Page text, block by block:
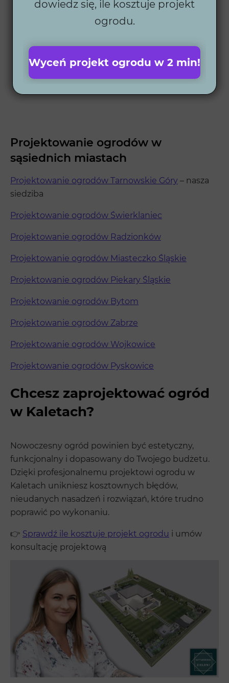
Projektowanie ogrodów w
sąsiednich miastach
Projektowanie ogrodów Tarnowskie Góry – nasza
siedziba
Projektowanie ogrodów Świerklaniec
Projektowanie ogrodów Radzionków
Projektowanie ogrodów Miasteczko Śląskie
Projektowanie ogrodów Piekary Śląskie
Projektowanie ogrodów Bytom
Projektowanie ogrodów Zabrze
Projektowanie ogrodów Wojkowice
Projektowanie ogrodów Pyskowice
Chcesz zaprojektować ogród
w Kaletach?
Nowoczesny ogród powinien być estetyczny,
funkcjonalny i dopasowany do Twojego budżetu.
Dzięki profesjonalnemu projektowi ogrodu w
Kaletach unikniesz kosztownych błędów,
nieudanych nasadzeń i rozwiązań, które trudno
poprawić po wykonaniu.
👉 Sprawdź ile kosztuje projekt ogrodu i umów
konsultację projektową
dowiedz się, ile kosztuje projekt
ogrodu.
Wyceń projekt ogrodu w 2 min!